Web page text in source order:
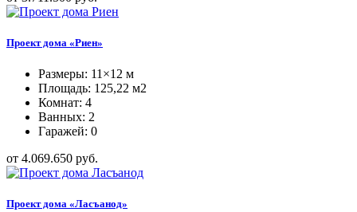
Проект дома «Риен»
Размеры: 11×12 м
Площадь: 125,22 м2
Комнат: 4
Ванных: 2
Гаражей: 0
от 4.069.650 руб.
Проект дома «Ласъанод»